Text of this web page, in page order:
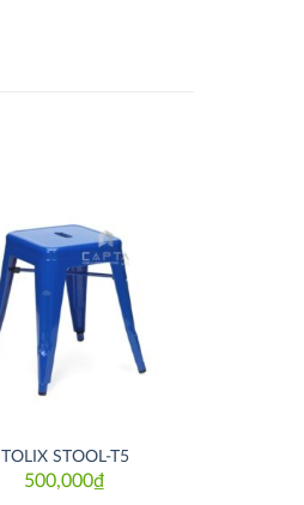
TOLIX STOOL-T5
500,000₫